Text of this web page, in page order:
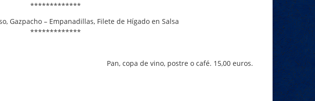
*************
Gazpacho – Empanadillas, Filete de Hígado en Salsa
*************
Pan, copa de vino, postre o café. 15,00 euros.